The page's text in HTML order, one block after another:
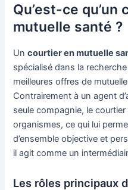
Qu’est-ce qu’un
mutuelle santé ?
Uncourtier en mutuelle
spécialisé dans la
meilleures offres de
Contrairement à un agent
seule compagnie, le
organismes, ce qui lui
d’ensemble objective et
il agit comme un
Les rôles principaux